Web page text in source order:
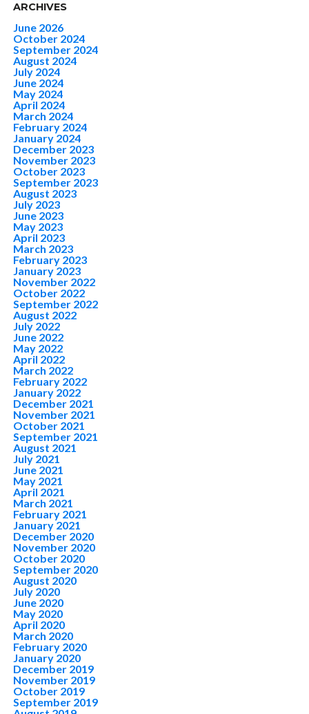
ARCHIVES
June 2026
October 2024
September 2024
August 2024
July 2024
June 2024
May 2024
April 2024
March 2024
February 2024
January 2024
December 2023
November 2023
October 2023
September 2023
August 2023
July 2023
June 2023
May 2023
April 2023
March 2023
February 2023
January 2023
November 2022
October 2022
September 2022
August 2022
July 2022
June 2022
May 2022
April 2022
March 2022
February 2022
January 2022
December 2021
November 2021
October 2021
September 2021
August 2021
July 2021
June 2021
May 2021
April 2021
March 2021
February 2021
January 2021
December 2020
November 2020
October 2020
September 2020
August 2020
July 2020
June 2020
May 2020
April 2020
March 2020
February 2020
January 2020
December 2019
November 2019
October 2019
September 2019